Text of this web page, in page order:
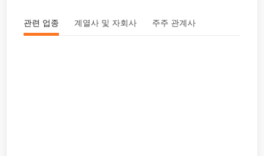
관련 업종 계열사 및 자회사 주주 관계사